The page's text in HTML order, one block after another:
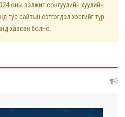
оны ээлжит сонгуулийн хуулийн
тус сайтын сэтгэгдэл хэсгийг түр
хаасан болно.